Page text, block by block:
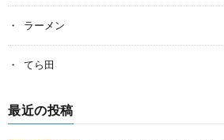
ラーメン
てら田
最近の投稿